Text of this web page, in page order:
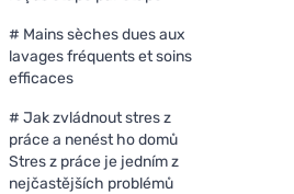
# Mains sèches dues aux
lavages fréquents et soins
efficaces
# Jak zvládnout stres z
práce a nenést ho domů
Stres z práce je jedním z
nejčastějších problémů